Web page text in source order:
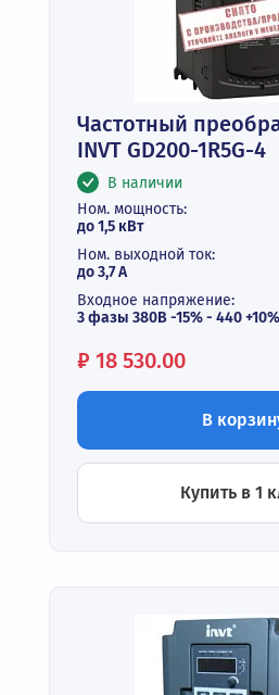
Частотный
INVT GD200-1R5G-4
В наличии
Ном. мощность:
до 1,5 кВт
Ном. выходной ток:
до 3,7 А
Входное напряжение:
3 фазы 380В -15% - 440 +10%
Цена:
₽ 18 530.00
В
Купить в 1